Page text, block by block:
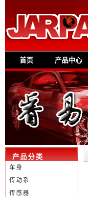
首页 产品中心
产品分类
车身
传动系
传感器